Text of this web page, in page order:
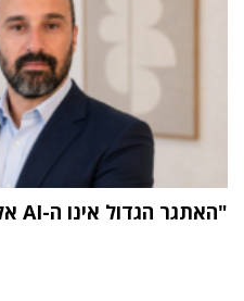
"האתגר הגדול אינו ה-AI אלא הטמעתה בארגון"